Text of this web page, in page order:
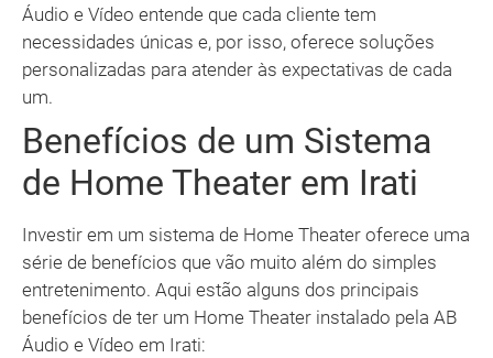
Áudio e Vídeo entende que cada cliente tem
necessidades únicas e, por isso, oferece soluções
personalizadas para atender às expectativas de cada
um.
Benefícios de um Sistema
de Home Theater em Irati
Investir em um sistema de Home Theater oferece uma
série de benefícios que vão muito além do simples
entretenimento. Aqui estão alguns dos principais
benefícios de ter um Home Theater instalado pela AB
Áudio e Vídeo em Irati: